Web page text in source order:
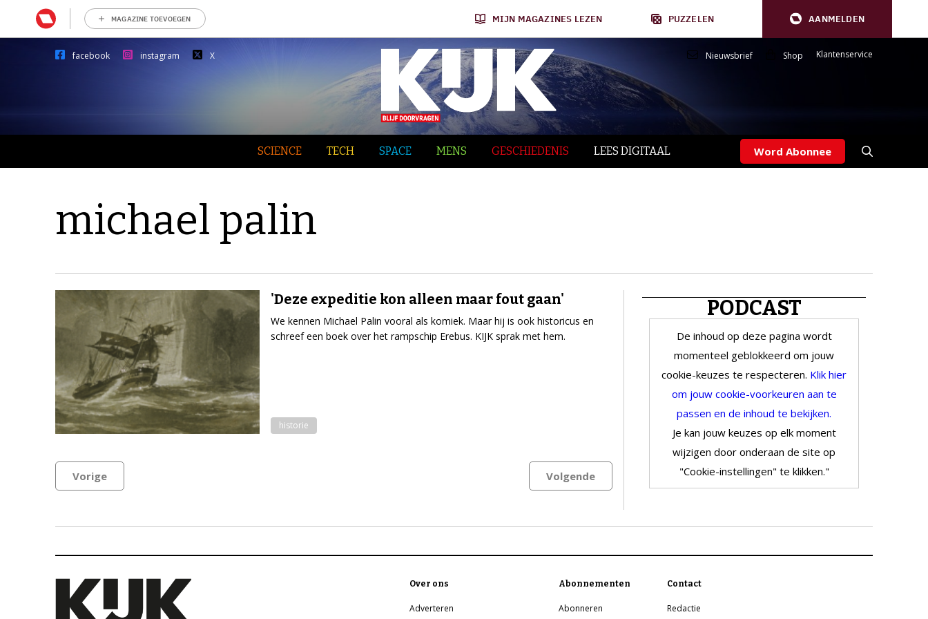
MAGAZINE TOEVOEGEN MIJN MAGAZINES LEZEN PUZZELEN AANMELDEN
facebook instagram X Nieuwsbrief Shop Klantenservice
SCIENCE TECH SPACE MENS GESCHIEDENIS LEES DIGITAAL Word Abonnee
michael palin
'Deze expeditie kon alleen maar fout gaan'
We kennen Michael Palin vooral als komiek. Maar hij is ook historicus en
schreef een boek over het rampschip Erebus. KIJK sprak met hem.
historie
Vorige Volgende
PODCAST
De inhoud op deze pagina wordt
momenteel geblokkeerd om jouw
cookie-keuzes te respecteren. Klik hier
om jouw cookie-voorkeuren aan te
passen en de inhoud te bekijken.
Je kan jouw keuzes op elk moment
wijzigen door onderaan de site op
"Cookie-instellingen" te klikken."
Over ons
Adverteren
Abonnementen
Abonneren
Contact
Redactie